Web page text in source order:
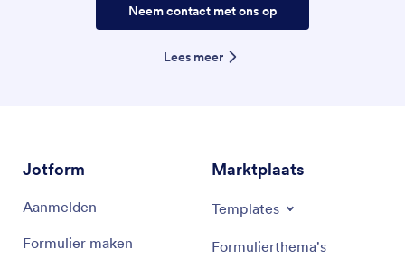
Neem contact met ons op
Lees meer
Jotform
Aanmelden
Formulier maken
Marktplaats
Templates
Formulierthema's